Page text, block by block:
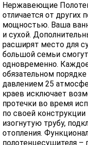
Нержавеющие
отличается от
мощностью. Ваша
и сухой.
расширят место для
большой семьи
одновременно.
обязательном
давлением 25
краев исключает
протечки во время
по своей
изогнутую трубу,
отопления.
полотенцесушителя